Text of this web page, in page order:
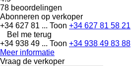
78 beoordelingen
Abonneren op verkoper
+34 627 81 ... Toon +34 627 81 58 21
Bel me terug
+34 938 49 ... Toon +34 938 49 83 88
Meer informatie
Vraag de verkoper